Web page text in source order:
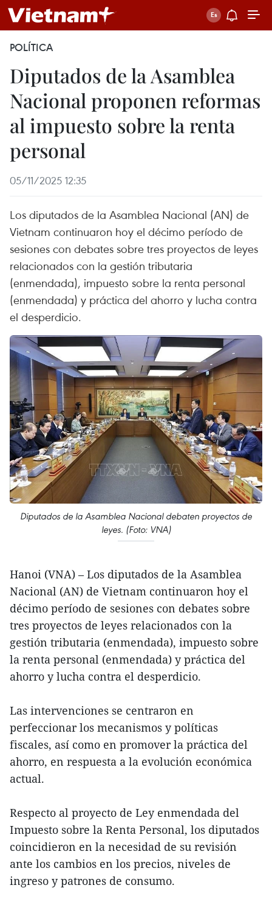
POLÍTICA
Diputados de la Asamblea
Nacional proponen reformas
al impuesto sobre la renta
personal
05/11/2025 12:35
Los diputados de la Asamblea Nacional (AN) de
Vietnam continuaron hoy el décimo período de
sesiones con debates sobre tres proyectos de leyes
relacionados con la gestión tributaria
(enmendada), impuesto sobre la renta personal
(enmendada) y práctica del ahorro y lucha contra
el desperdicio.
Diputados de la Asamblea Nacional debaten proyectos de
leyes. (Foto: VNA)
Hanoi (VNA) – Los diputados de la Asamblea
Nacional (AN) de Vietnam continuaron hoy el
décimo período de sesiones con debates sobre
tres proyectos de leyes relacionados con la
gestión tributaria (enmendada), impuesto sobre
la renta personal (enmendada) y práctica del
ahorro y lucha contra el desperdicio.
Las intervenciones se centraron en
perfeccionar los mecanismos y políticas
fiscales, así como en promover la práctica del
ahorro, en respuesta a la evolución económica
actual.
Respecto al proyecto de Ley enmendada del
Impuesto sobre la Renta Personal, los diputados
coincidieron en la necesidad de su revisión
ante los cambios en los precios, niveles de
ingreso y patrones de consumo.